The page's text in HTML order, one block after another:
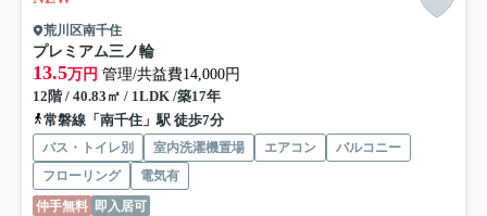
荒川区南千住
プレミアム三ノ輪
13.5万円 管理/共益費14,000円
12階 / 40.83㎡ / 1LDK /築17年
常磐線「南千住」駅 徒歩7分
バス・トイレ別 室内洗濯機置場 エアコン
バルコニー
フローリング
電気有
仲手無料 即入居可